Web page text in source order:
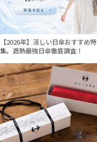
【2026年】涼しい日傘おすすめ特
集。遮熱最強日傘徹底調査！